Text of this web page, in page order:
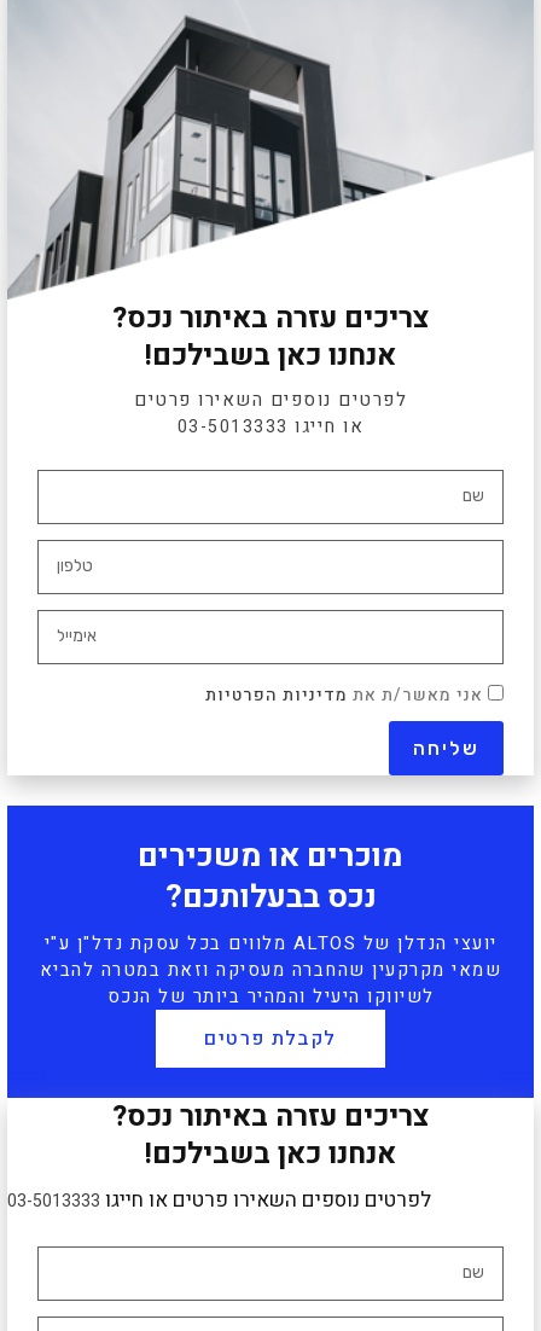
צריכים עזרה באיתור נכס?
אנחנו כאן בשבילכם!
לפרטים נוספים השאירו פרטים
או חייגו 03-5013333
אני מאשר/ת את מדיניות הפרטיות
מוכרים או משכירים
נכס בבעלותכם?
יועצי הנדלן של ALTOS מלווים בכל עסקת נדל"ן ע"י
שמאי מקרקעין שהחברה מעסיקה וזאת במטרה להביא
לשיווקו היעיל והמהיר ביותר של הנכס
לקבלת פרטים
צריכים עזרה באיתור נכס?
אנחנו כאן בשבילכם!
לפרטים נוספים השאירו פרטים או חייגו 03-5013333